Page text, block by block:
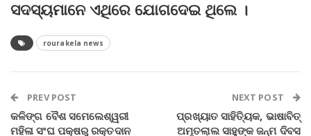
ସଦସ୍ୟମାନେ ଏଥିରେ ଯୋଗଦେଇ ଥିଲେ ।
rourakela news
PREV POST
କଳିଙ୍ଗ ବୈଶ ସମେଲେଶ୍ୱରୀ
ମହିଳା ସଂଘ ପକ୍ଷରୁ ରକ୍ତଦାନ
NEXT POST
ପ୍ରଖ୍ୟାତ ସାହିତ୍ୟିକ, ଭାଷାବିତ୍‌
ଅମୃତଲାଲ ସାହୁଙ୍କ ଜନ୍ମ ଦିବସ